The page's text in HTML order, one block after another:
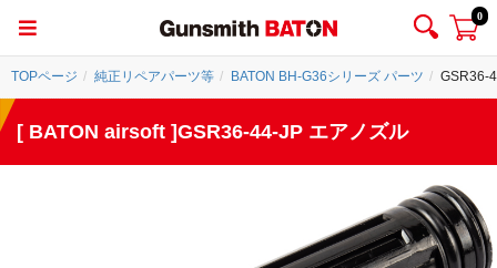
0
TOPページ 純正リペアパーツ等 BATON BH-G36シリーズ パーツ GSR36-
[ BATON airsoft ]GSR36-44-JP エアノズル